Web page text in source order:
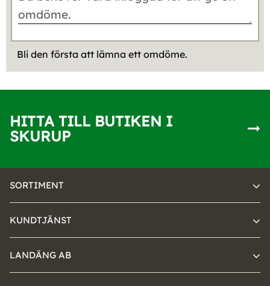
Bli den första att lämna ett omdöme.
HITTA TILL BUTIKEN I
SKURUP
SORTIMENT
KUNDTJÄNST
LANDÄNG AB